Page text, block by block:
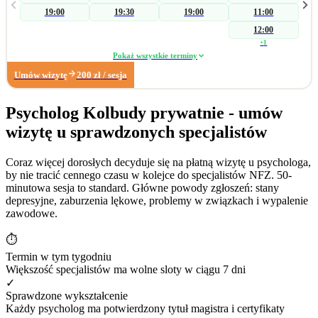
skierowania na badania laboratoryjne w celu wykluczenia somatycznych
przyczyn zaburzenia, a następnie koncentruję się na czynnikach
psychogennych. W zakresie wsparcia seksuologicznego pomagam parom i
osobom indywidualnym podczas konfliktów wpływających na ich seksualność.
Pracuję również z: • zaburzeniami libido (hiperlibidemia, hipolibidemia), •
od pornografii oraz masturbacji, • wpływem substancji psychoaktywnych na
seksualność. Poza obszarem seksuologicznym wspieram osoby z trudnościami
w radzeniu sobie z: • zarządzaniem trudnymi emocjami, • relacjami
społecznymi, • sytuacjami kryzysowymi i stresem adaptacyjnym, • obniżonym
nastrojem i lękiem. Dzięki wieloletniemu doświadczeniu w biznesie zapraszam
również na konsultacje dotyczące: • wypalenia zawodowego, • kryzysu
związanego z długotrwałym poszukiwaniem pracy, • stresu związanego ze
zmianą zawodową. Moje największe sukcesy zawodowe: • terapia
krótkoterminowa, której efektem było dokonanie coming outu w rodzinie, •
diagnoza wytrysku wstecznego, • diagnoza pochwicy.
19:00
19:30
19:00
11:00
12:00
+1
Pokaż wszystkie terminy
Umów wizytę 200 zł / sesja
Psycholog Kolbudy prywatnie - umów
wizytę u sprawdzonych specjalistów
Coraz więcej dorosłych decyduje się na płatną wizytę u psychologa,
by nie tracić cennego czasu w kolejce do specjalistów NFZ. 50-
minutowa sesja to standard. Główne powody zgłoszeń: stany
depresyjne, zaburzenia lękowe, problemy w związkach i wypalenie
zawodowe.
⏱
Termin w tym tygodniu
Większość specjalistów ma wolne sloty w ciągu 7 dni
✓
Sprawdzone wykształcenie
Każdy psycholog ma potwierdzony tytuł magistra i certyfikaty